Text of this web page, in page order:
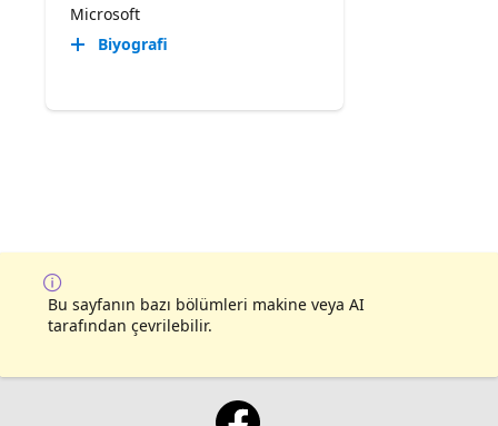
Microsoft
Biyografi
Bu sayfanın bazı bölümleri makine veya AI
tarafından çevrilebilir.